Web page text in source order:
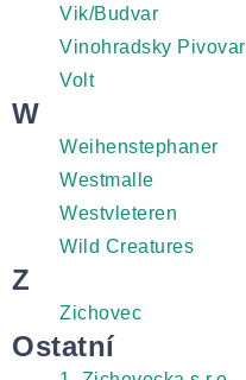
Vik/Budvar
Vinohradsky Pivovar
Volt
W
Weihenstephaner
Westmalle
Westvleteren
Wild Creatures
Z
Zichovec
Ostatní